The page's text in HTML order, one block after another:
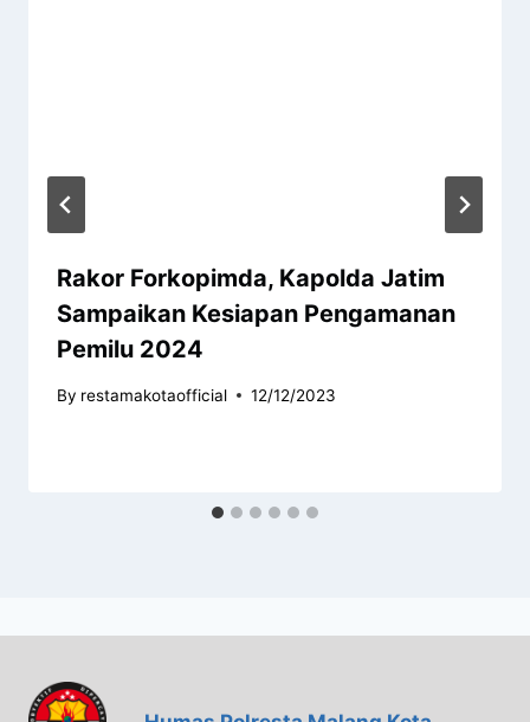
Rakor Forkopimda, Kapolda Jatim
Sampaikan Kesiapan Pengamanan
Pemilu 2024
By restamakotaofficial 12/12/2023